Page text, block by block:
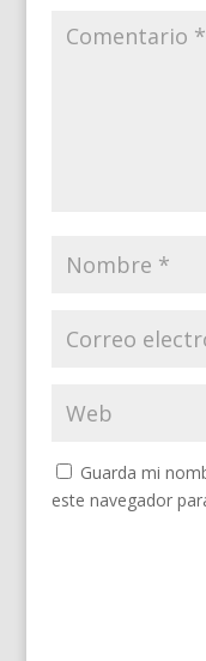
Guarda mi
este navegador